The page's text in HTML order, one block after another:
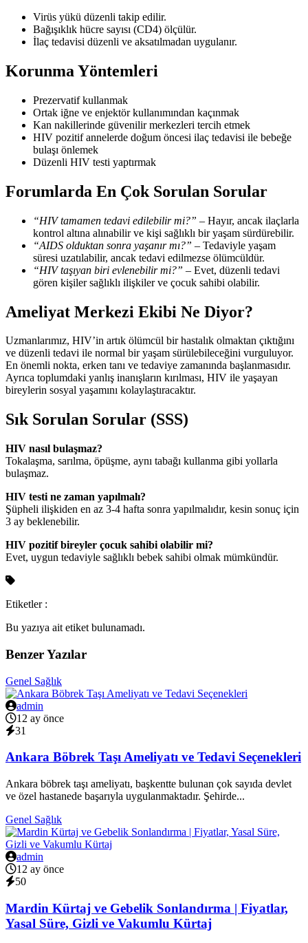
Virüs yükü düzenli takip edilir.
Bağışıklık hücre sayısı (CD4) ölçülür.
İlaç tedavisi düzenli ve aksatılmadan uygulanır.
Korunma Yöntemleri
Prezervatif kullanmak
Ortak iğne ve enjektör kullanımından kaçınmak
Kan nakillerinde güvenilir merkezleri tercih etmek
HIV pozitif annelerde doğum öncesi ilaç tedavisi ile bebeğe
bulaşı önlemek
Düzenli HIV testi yaptırmak
Forumlarda En Çok Sorulan Sorular
“HIV tamamen tedavi edilebilir mi?” – Hayır, ancak ilaçlarla
kontrol altına alınabilir ve kişi sağlıklı bir yaşam sürdürebilir.
“AIDS olduktan sonra yaşanır mı?” – Tedaviyle yaşam
süresi uzatılabilir, ancak tedavi edilmezse ölümcüldür.
“HIV taşıyan biri evlenebilir mi?” – Evet, düzenli tedavi
gören kişiler sağlıklı ilişkiler ve çocuk sahibi olabilir.
Ameliyat Merkezi Ekibi Ne Diyor?
Uzmanlarımız, HIV’in artık ölümcül bir hastalık olmaktan çıktığını
ve düzenli tedavi ile normal bir yaşam sürülebileceğini vurguluyor.
En önemli nokta, erken tanı ve tedaviye zamanında başlanmasıdır.
Ayrıca toplumdaki yanlış inanışların kırılması, HIV ile yaşayan
bireylerin sosyal yaşamını kolaylaştıracaktır.
Sık Sorulan Sorular (SSS)
HIV nasıl bulaşmaz?
Tokalaşma, sarılma, öpüşme, aynı tabağı kullanma gibi yollarla
bulaşmaz.
HIV testi ne zaman yapılmalı?
Şüpheli ilişkiden en az 3-4 hafta sonra yapılmalıdır, kesin sonuç için
3 ay beklenebilir.
HIV pozitif bireyler çocuk sahibi olabilir mi?
Evet, uygun tedaviyle sağlıklı bebek sahibi olmak mümkündür.
Etiketler :
Bu yazıya ait etiket bulunamadı.
Benzer Yazılar
Genel Sağlık
admin
12 ay önce
31
Ankara Böbrek Taşı Ameliyatı ve Tedavi Seçenekleri
Ankara böbrek taşı ameliyatı, başkentte bulunan çok sayıda devlet
ve özel hastanede başarıyla uygulanmaktadır. Şehirde...
Genel Sağlık
admin
12 ay önce
50
Mardin Kürtaj ve Gebelik Sonlandırma | Fiyatlar,
Yasal Süre, Gizli ve Vakumlu Kürtaj